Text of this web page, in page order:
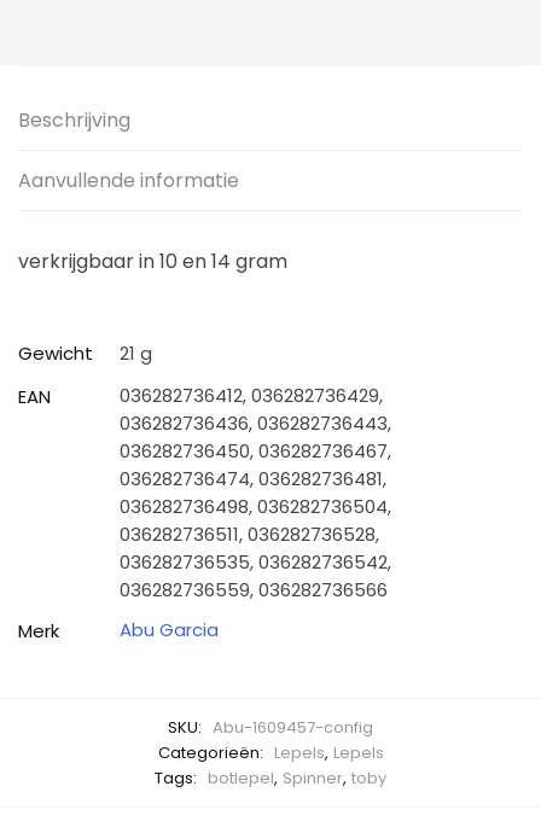
Beschrijving
Aanvullende informatie
verkrijgbaar in 10 en 14 gram
Gewicht
21 g
EAN
036282736412, 036282736429,
036282736436, 036282736443,
036282736450, 036282736467,
036282736474, 036282736481,
036282736498, 036282736504,
036282736511, 036282736528,
036282736535, 036282736542,
036282736559, 036282736566
Merk
Abu Garcia
SKU: Abu-1609457-config
Categorieën: Lepels, Lepels
Tags: botlepel, Spinner, toby